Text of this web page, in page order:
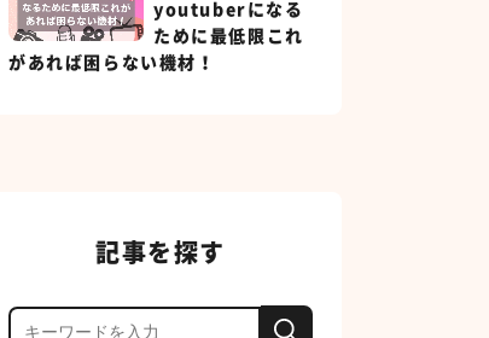
youtuberになる
ために最低限これ
があれば困らない機材！
記事を探す